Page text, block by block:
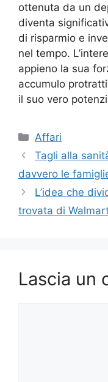
ottenuta da un
diventa
di risparmio e
nel tempo.
appieno la sua
accumulo
il suo vero
Categorie
Affari
Tagli alla
davvero le
L’idea che
trovata di
Lascia un